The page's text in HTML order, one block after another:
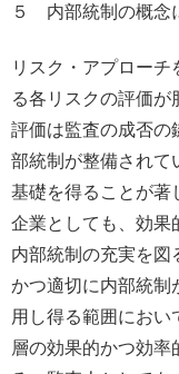
５ 内部統制の概念
リスク・アプロー
る各リスクの評価
評価は監査の成否の
部統制が整備されて
基礎を得ることが著
企業としても、効果
内部統制の充実を図
かつ適切に内部統制
用し得る範囲におい
層の効果的かつ効